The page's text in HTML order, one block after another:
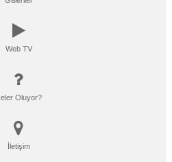
Web TV
Oluyor?
İletişim